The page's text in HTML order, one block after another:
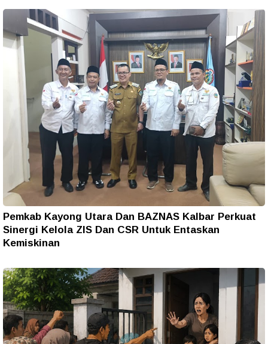
Pemkab Kayong Utara Dan BAZNAS Kalbar Perkuat
Sinergi Kelola ZIS Dan CSR Untuk Entaskan
Kemiskinan